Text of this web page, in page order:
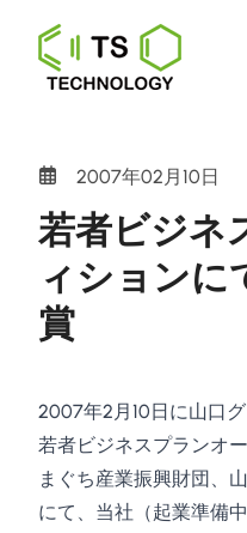
2007年02月10日
若者ビジネ
ィションに
賞
2007年2月10日に山口
若者ビジネスプランオ
まぐち産業振興財団、
にて、当社（起業準備